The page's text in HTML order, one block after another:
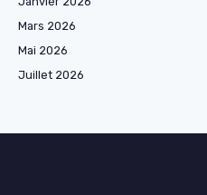
Mars 2026
Mai 2026
Juillet 2026